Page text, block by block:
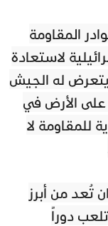
المقاومة
لاستعادة
يتعرض له الجيش
على الأرض في
للمقاومة لا
تُعد من أبرز
دوراً